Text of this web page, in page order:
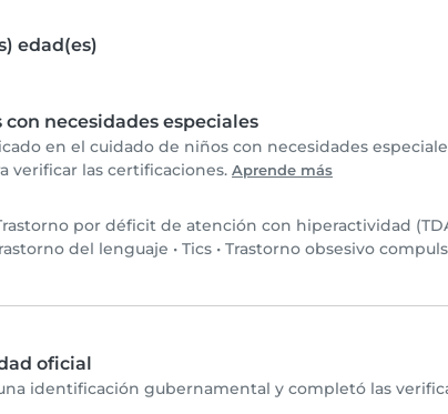
edad(es)
necesidades especiales
en el cuidado de niños con necesidades
verificar las certificaciones. Aprende más
por déficit de atención con hiperactividad
del lenguaje • Tics • Trastorno obsesivo
oficial
identificación gubernamental y completó las